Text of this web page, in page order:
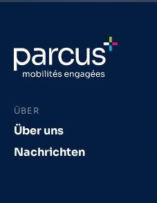
ÜBER
Über uns
Nachrichten